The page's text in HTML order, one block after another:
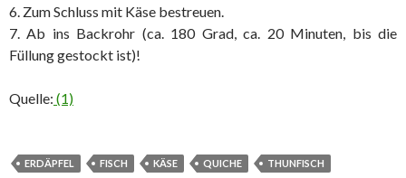
6. Zum Schluss mit Käse bestreuen.
7. Ab ins Backrohr (ca. 180 Grad, ca. 20 Minuten, bis die
Füllung gestockt ist)!
Quelle: (1)
ERDÄPFEL FISCH KÄSE QUICHE THUNFISCH